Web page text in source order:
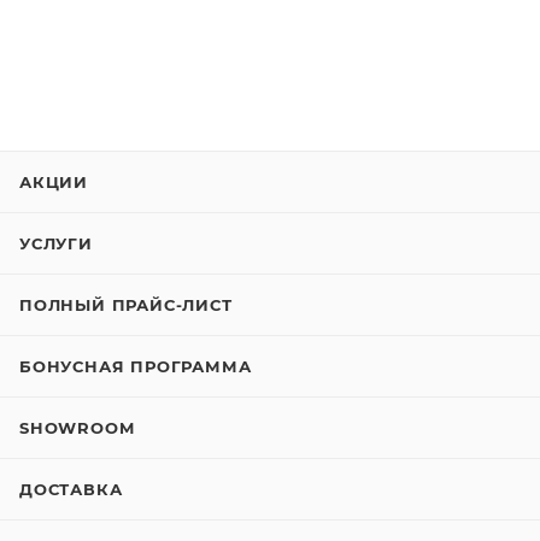
АКЦИИ
УСЛУГИ
ПОЛНЫЙ ПРАЙС-ЛИСТ
БОНУСНАЯ ПРОГРАММА
SHOWROOM
ДОСТАВКА